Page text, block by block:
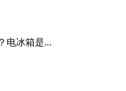
电冰箱是...